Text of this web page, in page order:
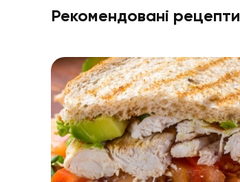
Рекомендовані рецепти